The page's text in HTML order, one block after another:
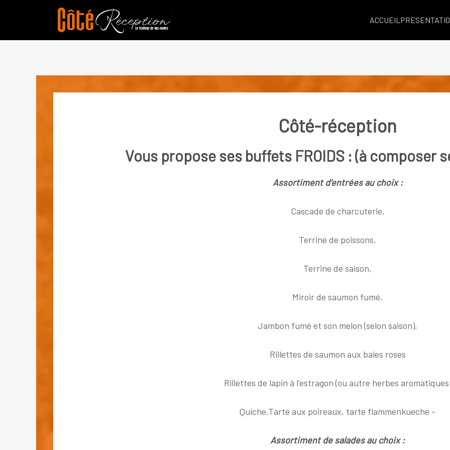
ACCUEIL
Côté-réception
Vous propose ses buffets FROIDS : (à composer
Assortiment d’entrées au choix :
Cascade de charcuterie,
Terrine de poissons,
Terrine de saison,
Miroir de saumon fumé,
Jambon fumé et son melon (selon saison),
Rillettes de saumon aux baies roses
Rillettes de lapin à l’estragon (ou autre herbes
Quiche,Tarte aux poireaux, tarte flammenkueche -
Assortiment de salades au choix :